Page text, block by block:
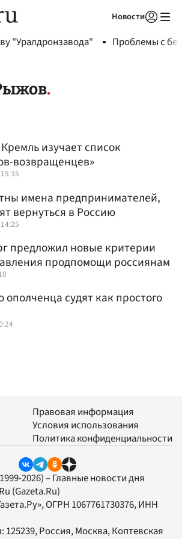
Новости
"Уралдронзавода" Проблемы с
изучает список
возвращенцев»
имена предпринимателей,
вернуться в Россию
предложил новые критерии
продпомощи россиянам
ополченца судят как простого
Правовая информация
Условия использования
Политика конфиденциальности
2026) – Главные новости дня
(Gazeta.Ru)
, ОГРН 1067761730376, ИНН
125239, Россия, Москва, Коптевская